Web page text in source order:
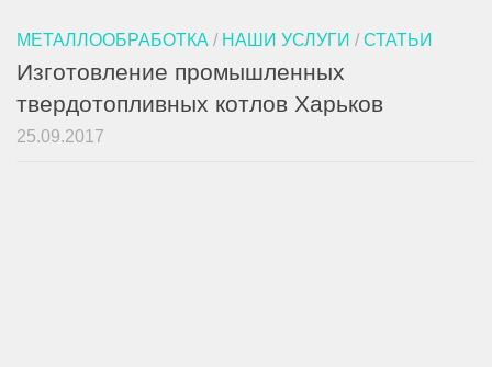
МЕТАЛЛООБРАБОТКА / НАШИ УСЛУГИ / СТАТЬИ
Изготовление промышленных
твердотопливных котлов Харьков
25.09.2017